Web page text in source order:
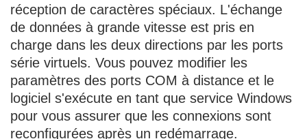
réception de caractères spéciaux. L'échange
de données à grande vitesse est pris en
charge dans les deux directions par les ports
série virtuels. Vous pouvez modifier les
paramètres des ports COM à distance et le
logiciel s'exécute en tant que service Windows
pour vous assurer que les connexions sont
reconfigurées après un redémarrage.